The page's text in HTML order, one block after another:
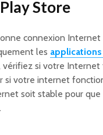
Store
connexion
les
vérifiez si votre
si votre internet
soit stable pour